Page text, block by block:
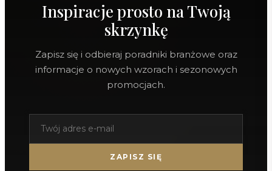
Inspiracje prosto na Twoją
skrzynkę
Zapisz się i odbieraj poradniki branżowe oraz
informacje o nowych wzorach i sezonowych
promocjach.
ZAPISZ SIĘ